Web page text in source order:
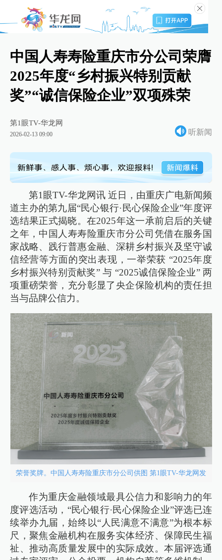
中国人寿寿险重庆市分公司荣膺
2025年度“乡村振兴特别贡献
奖”“诚信保险企业”双项殊荣
第1眼TV-华龙网
2026-02-13 09:00 听新闻
第1眼TV-华龙网讯 近日，由重庆广电新闻频
道主办的第九届“民心银行·民心保险企业”年度评
选结果正式揭晓。在2025年这一承前启后的关键
之年，中国人寿寿险重庆市分公司凭借在服务国
家战略、践行普惠金融、深耕乡村振兴及坚守诚
信经营等方面的突出表现，一举荣获 “2025年度
乡村振兴特别贡献奖” 与 “2025诚信保险企业” 两
项重磅荣誉，充分彰显了央企保险机构的责任担
当与品牌公信力。
荣誉奖牌。中国人寿寿险重庆市分公司供图 第1眼TV-华龙网发
作为重庆金融领域最具公信力和影响力的年
度评选活动，“民心银行·民心保险企业”评选已连
续举办九届，始终以“人民满意不满意”为根本标
尺，聚焦金融机构在服务实体经济、保障民生福
祉、推动高质量发展中的实际成效。本届评选通